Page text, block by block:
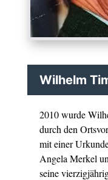
Wilhelm
2010 wurde
durch den
mit einer
Angela Merkel
seine